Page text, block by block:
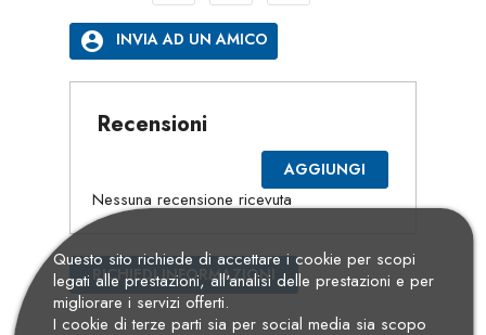
account_circle INVIA AD UN AMICO
Recensioni
AGGIUNGI
Nessuna recensione ricevuta
RICHIEDI INFORMAZIONI
Questo sito richiede di accettare i cookie per scopi
legati alle prestazioni, all'analisi delle prestazioni e per
migliorare i servizi offerti.
I cookie di terze parti sia per social media sia scopo